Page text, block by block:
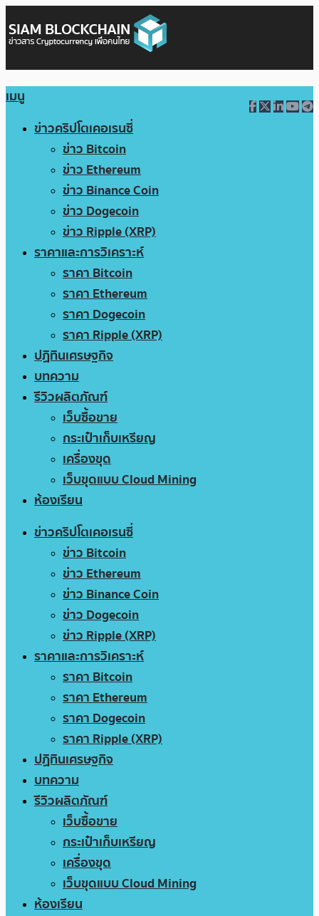
เมนู
ข่าวคริปโตเคอเรนซี่
ข่าว Bitcoin
ข่าว Ethereum
ข่าว Binance Coin
ข่าว Dogecoin
ข่าว Ripple (XRP)
ราคาและการวิเคราะห์
ราคา Bitcoin
ราคา Ethereum
ราคา Dogecoin
ราคา Ripple (XRP)
ปฏิทินเศรษฐกิจ
บทความ
รีวิวผลิตภัณฑ์
เว็บซื้อขาย
กระเป๋าเก็บเหรียญ
เครื่องขุด
เว็บขุดแบบ Cloud Mining
ห้องเรียน
ข่าวคริปโตเคอเรนซี่
ข่าว Bitcoin
ข่าว Ethereum
ข่าว Binance Coin
ข่าว Dogecoin
ข่าว Ripple (XRP)
ราคาและการวิเคราะห์
ราคา Bitcoin
ราคา Ethereum
ราคา Dogecoin
ราคา Ripple (XRP)
ปฏิทินเศรษฐกิจ
บทความ
รีวิวผลิตภัณฑ์
เว็บซื้อขาย
กระเป๋าเก็บเหรียญ
เครื่องขุด
เว็บขุดแบบ Cloud Mining
ห้องเรียน